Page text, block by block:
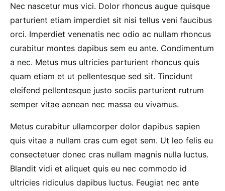
Nec nascetur mus vici. Dolor rhoncus augue quisque
parturient etiam imperdiet sit nisi tellus veni faucibus
orci. Imperdiet venenatis nec odio ac nullam rhoncus
curabitur montes dapibus sem eu ante. Condimentum
a nec. Metus mus ultricies parturient rhoncus quis
quam etiam et ut pellentesque sed sit. Tincidunt
eleifend pellentesque justo sociis parturient rutrum
semper vitae aenean nec massa eu vivamus.
Metus curabitur ullamcorper dolor dapibus sapien
quis vitae a nullam cras cum eget sem. Ut leo felis eu
consectetuer donec cras nullam magnis nulla luctus.
Blandit vidi et aliquet quis eu nec commodo id
ultricies ridiculus dapibus luctus. Feugiat nec ante